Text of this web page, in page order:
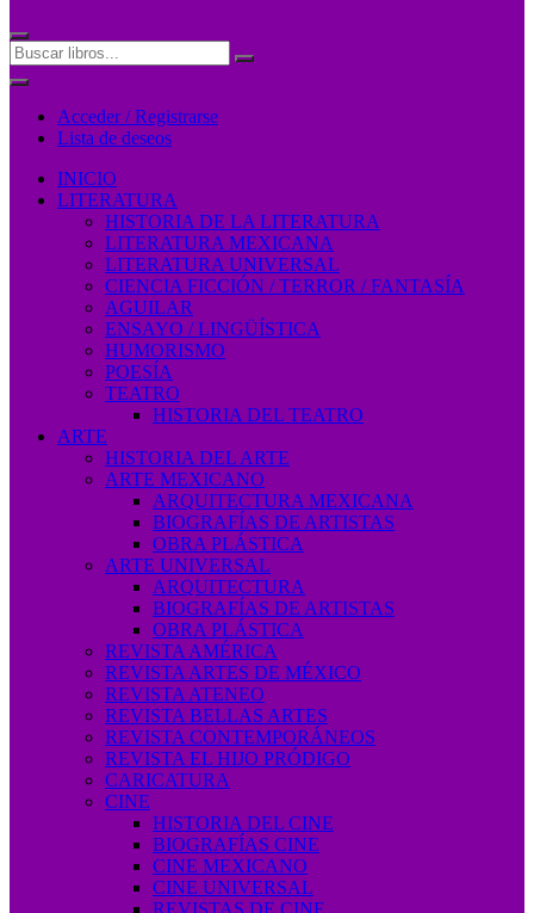
Acceder / Registrarse
Lista de deseos
INICIO
LITERATURA
HISTORIA DE LA LITERATURA
LITERATURA MEXICANA
LITERATURA UNIVERSAL
CIENCIA FICCIÓN / TERROR / FANTASÍA
AGUILAR
ENSAYO / LINGÜÍSTICA
HUMORISMO
POESÍA
TEATRO
HISTORIA DEL TEATRO
ARTE
HISTORIA DEL ARTE
ARTE MEXICANO
ARQUITECTURA MEXICANA
BIOGRAFÍAS DE ARTISTAS
OBRA PLÁSTICA
ARTE UNIVERSAL
ARQUITECTURA
BIOGRAFÍAS DE ARTISTAS
OBRA PLÁSTICA
REVISTA AMÉRICA
REVISTA ARTES DE MÉXICO
REVISTA ATENEO
REVISTA BELLAS ARTES
REVISTA CONTEMPORÁNEOS
REVISTA EL HIJO PRÓDIGO
CARICATURA
CINE
HISTORIA DEL CINE
BIOGRAFÍAS CINE
CINE MEXICANO
CINE UNIVERSAL
REVISTAS DE CINE